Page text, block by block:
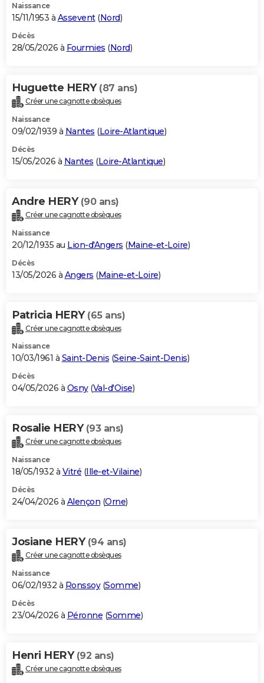
Naissance
15/11/1953 à Assevent(Nord)
Décès
28/05/2026 à Fourmies (Nord)
Huguette HERY (87 ans)
Créer une cagnotte obsèques
Naissance
09/02/1939 à Nantes (Loire-Atlantique)
Décès
15/05/2026 à Nantes (Loire-Atlantique)
Andre HERY (90 ans)
Créer une cagnotte obsèques
Naissance
20/12/1935 au Lion-d'Angers (Maine-et-Loire)
Décès
13/05/2026 à Angers (Maine-et-Loire)
Patricia HERY (65 ans)
Créer une cagnotte obsèques
Naissance
10/03/1961 à Saint-Denis (Seine-Saint-Denis)
Décès
04/05/2026 à Osny(Val-d'Oise)
Rosalie HERY (93 ans)
Créer une cagnotte obsèques
Naissance
18/05/1932 à Vitré (Ille-et-Vilaine)
Décès
24/04/2026 à Alençon (Orne)
Josiane HERY (94 ans)
Créer une cagnotte obsèques
Naissance
06/02/1932 à Ronssoy(Somme)
Décès
23/04/2026 à Péronne (Somme)
Henri HERY (92 ans)
Créer une cagnotte obsèques